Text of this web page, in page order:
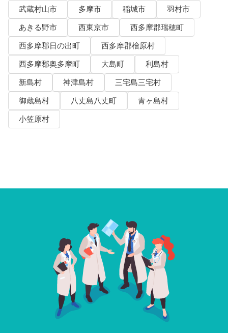
武蔵村山市
多摩市 稲城市
羽村市
あきる野市
西東京市
西多摩郡瑞穂町
西多摩郡日の出町
西多摩郡檜原村
西多摩郡奥多摩町
大島町
利島村
新島村
神津島村
三宅島三宅村
御蔵島村
八丈島八丈町
青ヶ島村
小笠原村